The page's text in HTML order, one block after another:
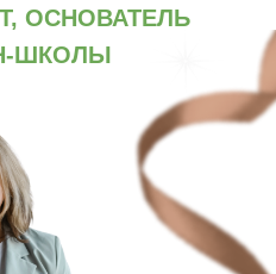
ОСНОВАТЕЛЬ
ШКОЛЫ